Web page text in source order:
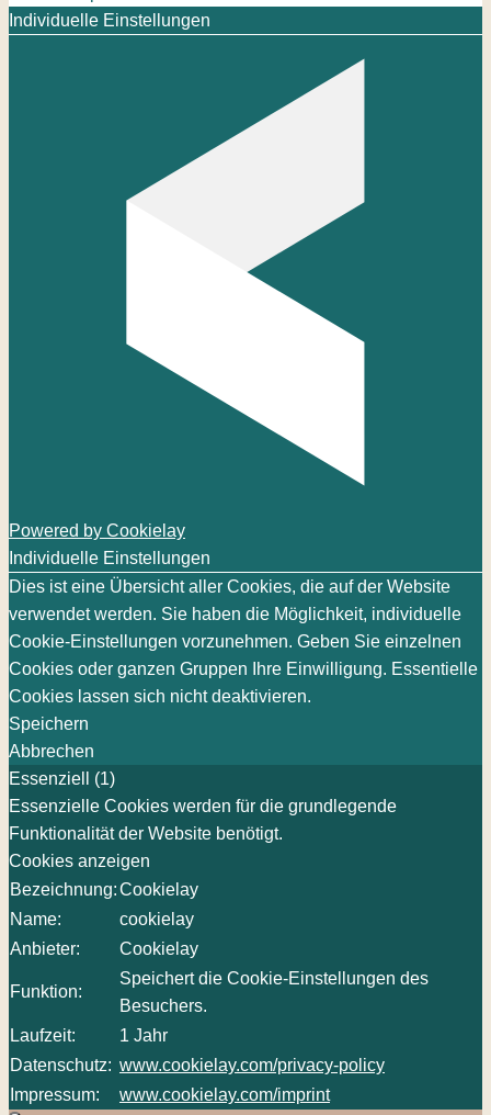
Individuelle Einstellungen
Powered by Cookielay
Individuelle Einstellungen
Dies ist eine Übersicht aller Cookies, die auf der Website
verwendet werden. Sie haben die Möglichkeit, individuelle
Cookie-Einstellungen vorzunehmen. Geben Sie einzelnen
Cookies oder ganzen Gruppen Ihre Einwilligung. Essentielle
Cookies lassen sich nicht deaktivieren.
Speichern
Abbrechen
Essenziell (1)
Essenzielle Cookies werden für die grundlegende
Funktionalität der Website benötigt.
Cookies anzeigen
Bezeichnung:Cookielay
Name:
cookielay
Anbieter:
Cookielay
Funktion:
Speichert die Cookie-Einstellungen des
Besuchers.
Laufzeit:
1 Jahr
Datenschutz: www.cookielay.com/privacy-policy
Impressum:
www.cookielay.com/imprint